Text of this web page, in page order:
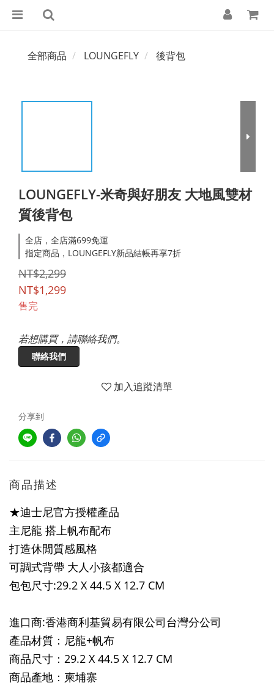
全部商品 LOUNGEFLY 後背包
LOUNGEFLY-米奇與好朋友 大地風雙材
質後背包
全店，全店滿699免運
指定商品，LOUNGEFLY新品結帳再享7折
NT$2,299
NT$1,299
售完
若想購買，請聯絡我們。
聯絡我們
加入追蹤清單
分享到
商品描述
★迪士尼官方授權產品
主尼龍 搭上帆布配布
打造休閒質感風格
可調式背帶 大人小孩都適合
包包尺寸:29.2 X 44.5 X 12.7 CM
進口商:香港商利基貿易有限公司台灣分公司
產品材質：尼龍+帆布
商品尺寸： 29.2 X 44.5 X 12.7 CM
商品產地：柬埔寨